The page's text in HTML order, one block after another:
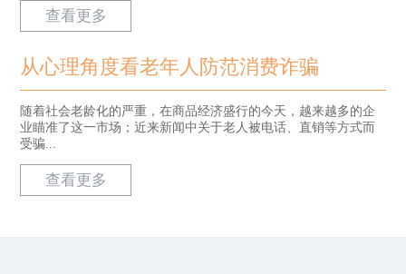
查看更多
从心理角度看老年人防范消费诈骗
随着社会老龄化的严重，在商品经济盛行的今天，越来越多的企
业瞄准了这一市场；近来新闻中关于老人被电话、直销等方式而
受骗...
查看更多